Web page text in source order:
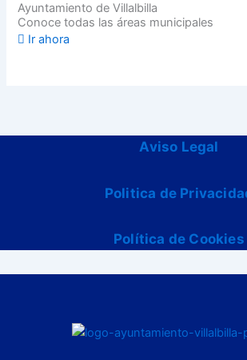
Ayuntamiento de Villalbilla
Conoce todas las áreas municipales
Ir ahora
Aviso Legal
Politica de
Política de Cookies